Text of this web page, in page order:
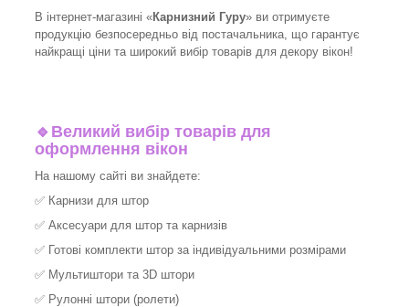
В інтернет-магазині «Карнизний Гуру» ви отримуєте
продукцію безпосередньо від постачальника, що гарантує
найкращі ціни та широкий вибір товарів для декору вікон!​
🔹 Великий вибір товарів для
оформлення вікон
На нашому сайті ви знайдете:
✅ Карнизи для штор
✅ Аксесуари для штор та карнизів
✅ Готові комплекти штор за індивідуальними розмірами
✅ Мультиштори та 3D штори
✅ Рулонні штори (ролети)